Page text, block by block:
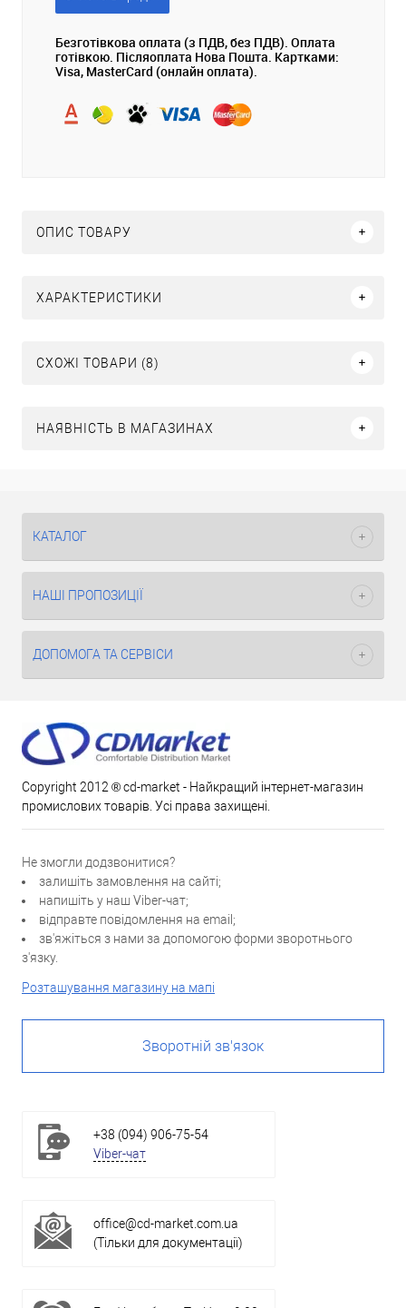
Безготівкова оплата (з ПДВ, без ПДВ). Оплата
готівкою. Післяоплата Нова Пошта. Картками:
Visa, MasterCard (онлайн оплата).
ОПИС ТОВАРУ
ХАРАКТЕРИСТИКИ
СХОЖІ ТОВАРИ (8)
НАЯВНІСТЬ В МАГАЗИНАХ
КАТАЛОГ
НАШІ ПРОПОЗИЦІЇ
ДОПОМОГА ТА СЕРВІСИ
Copyright 2012 ® cd-market - Найкращий інтернет-магазин
промислових товарів. Усі права захищені.
Не змогли додзвонитися?
залишіть замовлення на сайті;
напишіть у наш Viber-чат;
відправте повідомлення на email;
зв'яжіться з нами за допомогою форми зворотнього
з'язку.
Розташування магазину на мапі
Зворотній зв'язок
+38 (094) 906-75-54
Viber-чат
office@cd-market.com.ua
(Тільки для документації)